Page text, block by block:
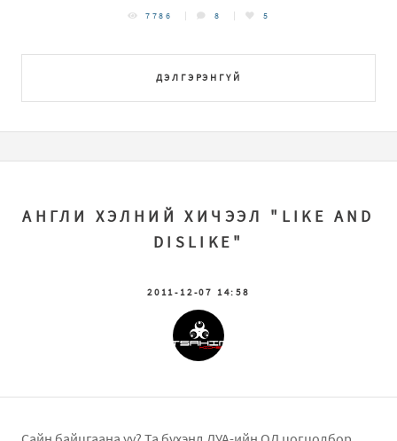
ДЭЛГЭРЭНГҮЙ
7786 8 5
АНГЛИ ХЭЛНИЙ ХИЧЭЭЛ "LIKE AND
DISLIKE"
2011-12-07 14:58